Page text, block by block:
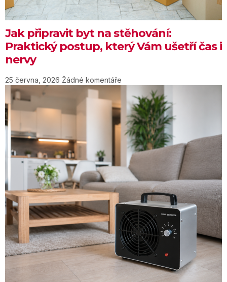
Jak připravit byt na stěhování:
Praktický postup, který Vám ušetří čas i
nervy
25 června, 2026 Žádné komentáře